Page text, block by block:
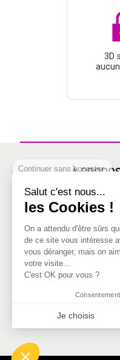
3D
À
Livraison
Mentions
Découvrir
Paiement
Salut c'est nous...
les Cookies !
On a attendu d'être sûrs
de ce site vous intéresse
vous déranger, mais on
votre visite...
C'est OK pour vous ?
Je choisis